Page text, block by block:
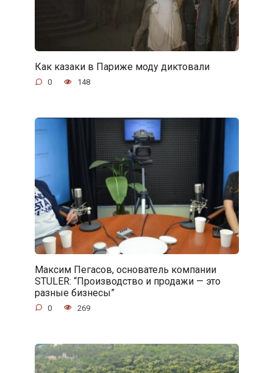
Как казаки в Париже моду диктовали
0 148
Максим Пегасов, основатель компании
STULER: “Производство и продажи — это
разные бизнесы”
0 269